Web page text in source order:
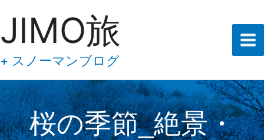
を
ス
ッ
プ
JIMO旅
+ スノーマンブログ
桜の季節_絶景・
な
ー
ア
ド
レ
ス
を